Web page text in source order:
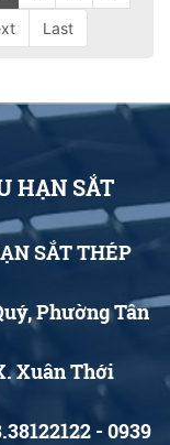
Last
HẠN SẮT
SẮT THÉP
Phường Tân
Xuân Thới
- 0939